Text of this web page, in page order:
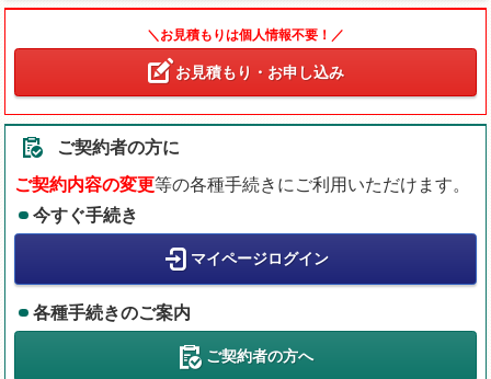
＼お見積もりは個人情報不要！／
お見積もり・お申し込み
ご契約者の方に
ご契約内容の変更等の各種手続きにご利用いただけます。
今すぐ手続き
マイページログイン
各種手続きのご案内
ご契約者の方へ